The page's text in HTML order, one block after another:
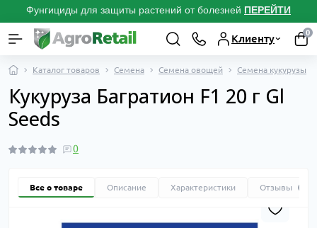
Фунгициды для защиты растений от болезней ПЕРЕЙТИ
Клиенту
0
Каталог товаров Семена Семена овощей Семена кукурузы
Кукуруза Багратион F1 20 г Gl
Seeds
0
Все о товаре Описание Характеристики Отзывы